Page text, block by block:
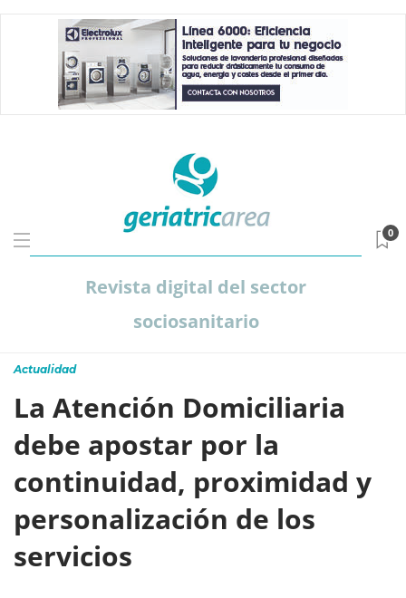
Revista digital del sector
sociosanitario
0
Actualidad
La Atención Domiciliaria
debe apostar por la
continuidad, proximidad y
personalización de los
servicios